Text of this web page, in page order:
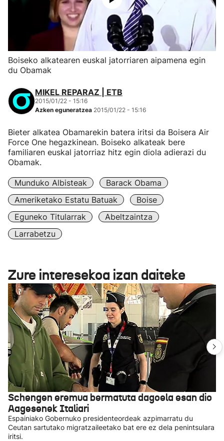
Boiseko alkatearen euskal jatorriaren aipamena egin
du Obamak
MIKEL REPARAZ | ETB
2015/01/22 - 15:16
Azken eguneratzea 2015/01/22 - 15:16
Bieter alkatea Obamarekin batera iritsi da Boisera Air
Force One hegazkinean. Boiseko alkateak bere
familiaren euskal jatorriaz hitz egin diola adierazi du
Obamak.
Munduko Albisteak
Barack Obama
Ameriketako Estatu Batuak
Boise
Eguneko Titularrak
Abeltzaintza
Larrabetzu
Zure interesekoa izan daiteke
Schengen eremua bermatuta dagoela esan dio
Aagesenek Italiari
Espainiako Gobernuko presidenteordeak azpimarratu du
Ceutan sartutako migratzaileetako bat ere ez dela penintsulara
iritsi.